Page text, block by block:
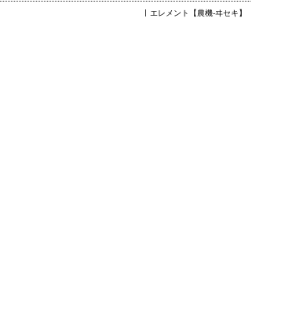
エレメント【農機-ヰセキ】